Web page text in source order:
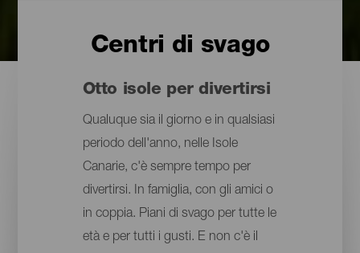
Centri di svago
Otto isole per divertirsi
Qualuque sia il giorno e in qualsiasi
periodo dell'anno, nelle Isole
Canarie, c'è sempre tempo per
divertirsi. In famiglia, con gli amici o
in coppia. Piani di svago per tutte le
età e per tutti i gusti. E non c'è il